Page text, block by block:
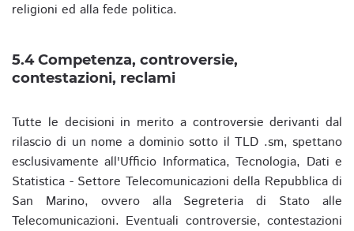
religioni ed alla fede politica.
5.4 Competenza, controversie,
contestazioni, reclami
Tutte le decisioni in merito a controversie derivanti dal
rilascio di un nome a dominio sotto il TLD .sm, spettano
esclusivamente all'Ufficio Informatica, Tecnologia, Dati e
Statistica - Settore Telecomunicazioni della Repubblica di
San Marino, ovvero alla Segreteria di Stato alle
Telecomunicazioni. Eventuali controversie, contestazioni